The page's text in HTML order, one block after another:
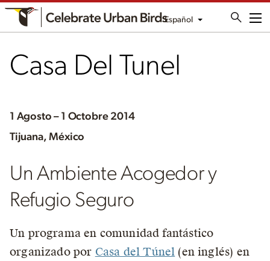
Español
Casa Del Tunel
1 Agosto – 1 Octobre 2014
Tijuana, México
Un Ambiente Acogedor y
Refugio Seguro
Un programa en comunidad fantástico
organizado por Casa del Túnel (en inglés) en